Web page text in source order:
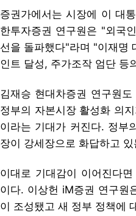
증권가에서는 시장에 이 대
한투자증권 연구원은 "외국
선을 돌파했다"라며 "이재명
인트 달성, 주가조작 엄단 등
김재승 현대차증권 연구원
정부의 자본시장 활성화 의
이라는 기대가 커진다. 정부
장이 강세장으로 화답하고
이대로 기대감이 이어진다
이다. 이상헌 iM증권 연구원
이 조성됐고 새 정부 정책에